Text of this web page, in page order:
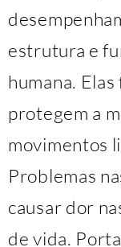
estrutura e
humana.
protegem a
movimentos
Problemas
causar dor
de vida.